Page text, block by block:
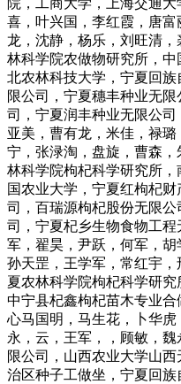
院，工商大学，上海交通
喜，叶兴国，李红霞，唐
龙，沈静，杨乐，刘旺清
林科学院农做物研究所，
北农林科技大学，宁夏回
限公司，宁夏穗丰种业无
司，宁夏润丰种业无限公
亚美，曹有龙，米佳，禄
宁，张渌淘，盘旋，曹森
林科学院枸杞科学研究所
国农业大学，宁夏红枸杞
司，百瑞源枸杞股份无限
司，宁夏杞乡生物食物工
军，翟昊，尹跃，何军，胡
孙天罡，王学军，常红宇
夏农林科学院枸杞科学研究
中宁县杞鑫枸杞苗木专业
心马国明，马生花，卜华
永，云，王军，，顾敏，
限公司，山西农业大学山
治区种子工做坐，宁夏回